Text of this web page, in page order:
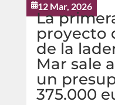
12 Mar, 2026
La
proyecto
de la
Mar sale
un
375.000